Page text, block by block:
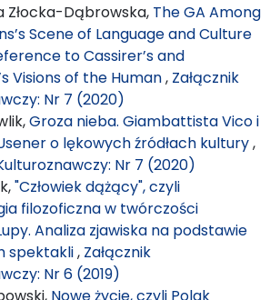
Złocka-Dąbrowska, The GA Among
Scene of Language and Culture
to Cassirer’s and
Visions of the Human, Załącznik
Nr 7 (2020)
Groza nieba. Giambattista Vico i
o lękowych źródłach kultury,
Nr 7 (2020)
"Człowiek dążący", czyli
filozoficzna w twórczości
Analiza zjawiska na podstawie
spektakli, Załącznik
Nr 6 (2019)